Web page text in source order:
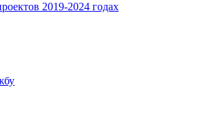
2019-2024 годах